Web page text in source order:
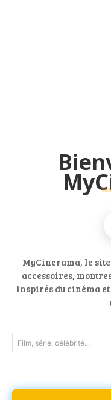
MyCinerama, le
accessoires,
inspirés du cinéma
Film, série, célébrité...